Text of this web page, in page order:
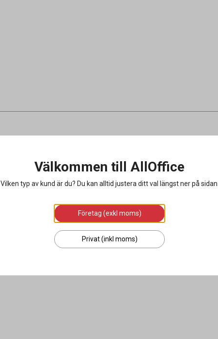
Välkommen till AllOffice
Vilken typ av kund är du? Du kan alltid justera ditt val längst ner på
Företag (exkl moms)
Privat (inkl moms)